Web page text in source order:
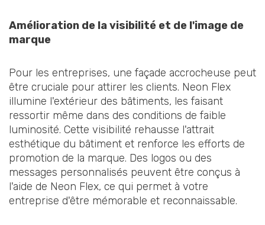
Amélioration de la visibilité et de l'image de
marque
Pour les entreprises, une façade accrocheuse peut
être cruciale pour attirer les clients. Neon Flex
illumine l'extérieur des bâtiments, les faisant
ressortir même dans des conditions de faible
luminosité. Cette visibilité rehausse l'attrait
esthétique du bâtiment et renforce les efforts de
promotion de la marque. Des logos ou des
messages personnalisés peuvent être conçus à
l'aide de Neon Flex, ce qui permet à votre
entreprise d'être mémorable et reconnaissable.